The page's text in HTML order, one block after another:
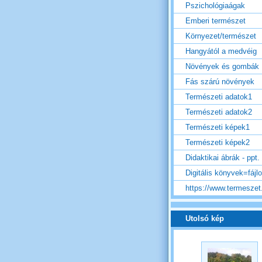
Pszichológiaágak
Emberi természet
Környezet/természet
Hangyától a medvéig
Növények és gombák
Fás szárú növények
Természeti adatok1
Természeti adatok2
Természeti képek1
Természeti képek2
Didaktikai ábrák - ppt.
Digitális
https://
Utolsó kép